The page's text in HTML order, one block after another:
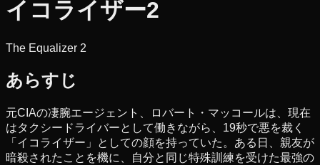
イコライザー2
The Equalizer 2
あらすじ
元CIAの凄腕エージェント、ロバート・マッコールは、現在
はタクシードライバーとして働きながら、19秒で悪を裁く
「イコライザー」としての顔を持っていた。ある日、親友が
暗殺されたことを機に、自分と同じ特殊訓練を受けた最強の